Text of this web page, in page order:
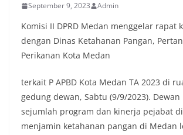
penghormatan dan rasa cinta
menjelang perayaan HUT
Petugas mengingatkan bahwa
bendera dengan benar
wujud nyata partisipasi
Indonesia.‎‎”Kami mengimbau
warga agar mulai
bendera Merah Putih di depan
masing secara penuh. Ini adalah
penghormatan kita bersama
September 9, 2023 Admin
Komisi II DPRD Medan menggelar rapat
dengan Dinas Ketahanan Pangan,
Perikanan Kota Medan
terkait P APBD Kota Medan TA 2023 di
gedung dewan, Sabtu (9/9/2023).
sejumlah program dan kinerja pejabat di
menjamin ketahanan pangan di Medan